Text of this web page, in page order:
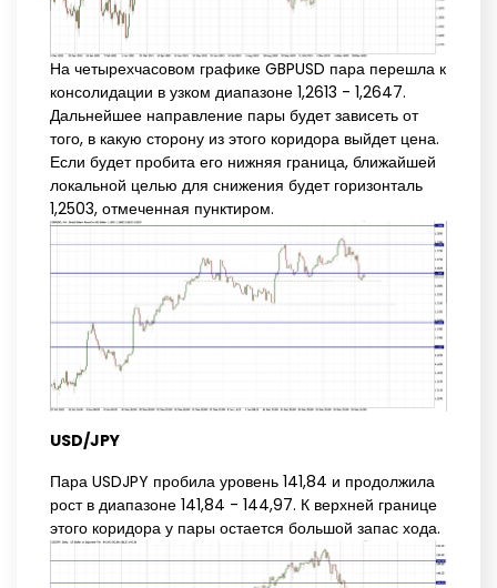
На четырехчасовом графике GBPUSD пара перешла к
консолидации в узком диапазоне 1,2613 - 1,2647.
Дальнейшее направление пары будет зависеть от
того, в какую сторону из этого коридора выйдет цена.
Если будет пробита его нижняя граница, ближайшей
локальной целью для снижения будет горизонталь
1,2503, отмеченная пунктиром.
USD/JPY
Пара USDJPY пробила уровень 141,84 и продолжила
рост в диапазоне 141,84 - 144,97. К верхней границе
этого коридора у пары остается большой запас хода.